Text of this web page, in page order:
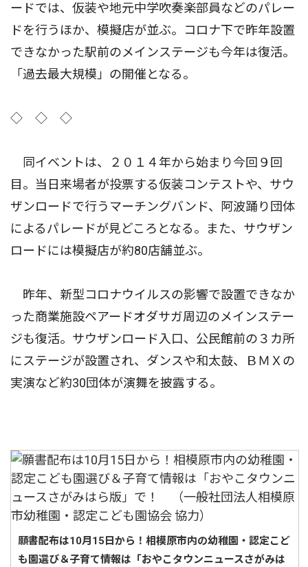
ードでは、仮装や地元中学吹奏楽部員などのパレー
ドを行うほか、模擬店が並ぶ。コロナ下で昨年設置
できなかった駅前のメインステージも今年は復活。
「過去最大規模」の開催となる。
◇ ◇ ◇
同イベントは、２０１４年から始まり今回９回
目。当日来場者が投票する仮装コンテストや、サウ
ザンロードで行うマーチングバンド、阿波踊り団体
によるパレードが見どころとなる。また、サウザン
ロードには模擬店が約80店舗並ぶ。
昨年、新型コロナウイルスの影響で設置できなか
った商業施設ペアードオダサガ周辺のメインステー
ジも復活。サウザンロード入口、公民館前の３カ所
にステージが設置され、ダンスや和太鼓、ＢＭＸの
実演など約30団体が演舞を披露する。
願書配布は10月15日から！相模原市内の幼稚園・認定こど
も園選び＆子育て情報は「おやこタウンニュースさがみは